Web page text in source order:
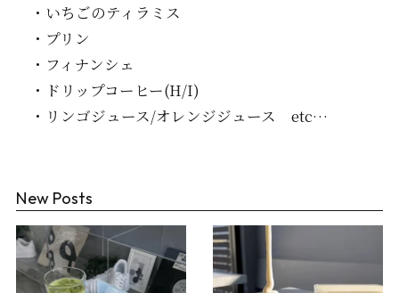
・いちごのティラミス
・プリン
・フィナンシェ
・ドリップコーヒー(H/I)
・リンゴジュース/オレンジジュース etc…
New Posts